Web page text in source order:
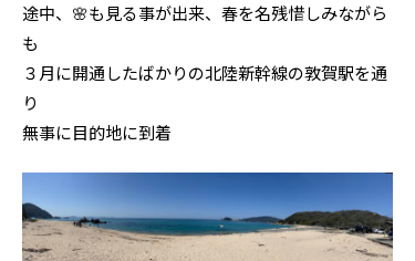
ニュース
お問い合わせ
途中、🌸も見る事が出来、春を名残惜しみながら
も
３月に開通したばかりの北陸新幹線の敦賀駅を通
り
無事に目的地に到着